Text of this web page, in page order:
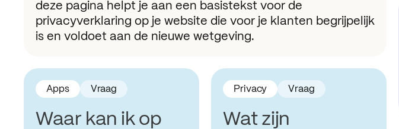
deze pagina helpt je aan een basistekst voor de
privacyverklaring op je website die voor je klanten begrijpelijk
is en voldoet aan de nieuwe wetgeving.
Waar kan ik op
Apps Vraag
Wat zijn
Privacy Vraag